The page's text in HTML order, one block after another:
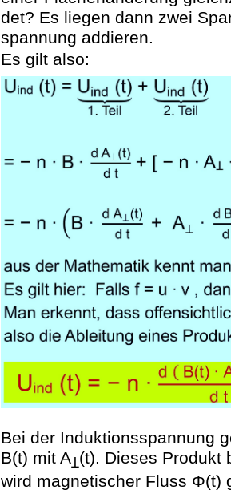
det? Es liegen dann zwei
spannung addieren.
Es gilt also:
Bei der Induktionsspannung
B(t) mit AꞱ(t). Dieses Produkt
wird magnetischer Fluss Φ(t)